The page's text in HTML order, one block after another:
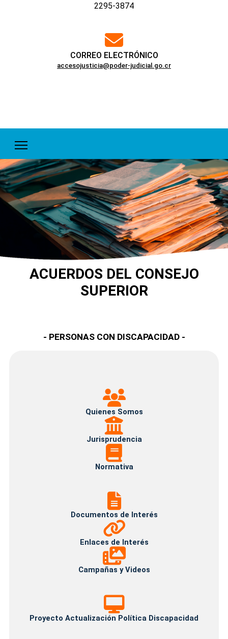
2295-3874
far
envelope
CORREO ELECTRÓNICO
accesojusticia@poder-judicial.go.cr
ACUERDOS DEL CONSEJO
SUPERIOR
- PERSONAS CON DISCAPACIDAD -
Somos
Quienes Somos
Jurisprudencia
Jurisprudencia
Normativa
Normativa
Documentos
Interés
Documentos de Interés
Enlaces
Interés
Enlaces de Interés
Campañas
y
Videos
Campañas y Videos
Proyecto
Proyecto Actualización Política Discapacidad